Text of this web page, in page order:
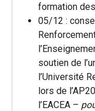
formation
05/12 :
soutien de
l’Université
lors de
l’EACEA –